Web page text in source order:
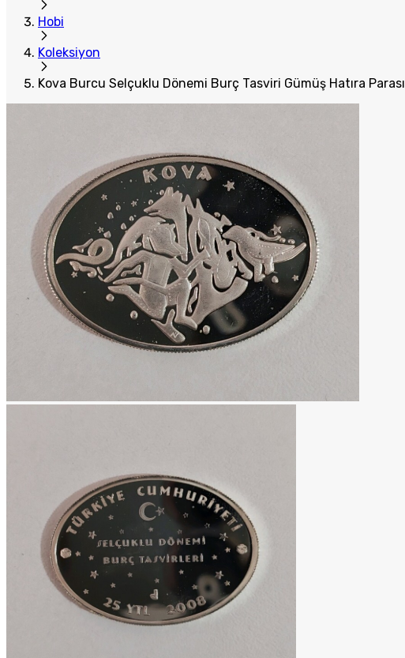
Hobi
Koleksiyon
Kova Burcu Selçuklu Dönemi Burç Tasviri Gümüş Hatıra Parası